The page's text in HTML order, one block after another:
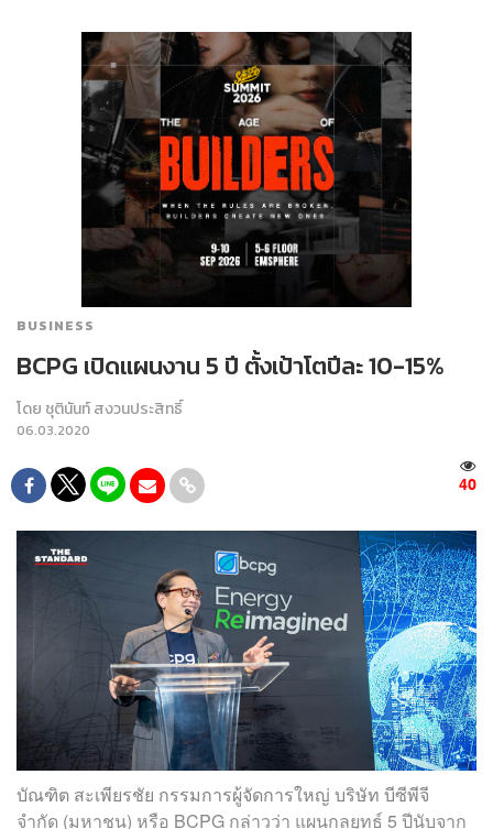
BUSINESS
BCPG เปิดแผนงาน 5 ปี ตั้งเป้าโตปีละ 10-15%
โดย ชุตินันท์ สงวนประสิทธิ์
06.03.2020
40
บัณฑิต สะเพียรชัย กรรมการผู้จัดการใหญ่ บริษัท บีซีพีจี
จำกัด (มหาชน) หรือ BCPG กล่าวว่า แผนกลยุทธ์ 5 ปีนับจาก